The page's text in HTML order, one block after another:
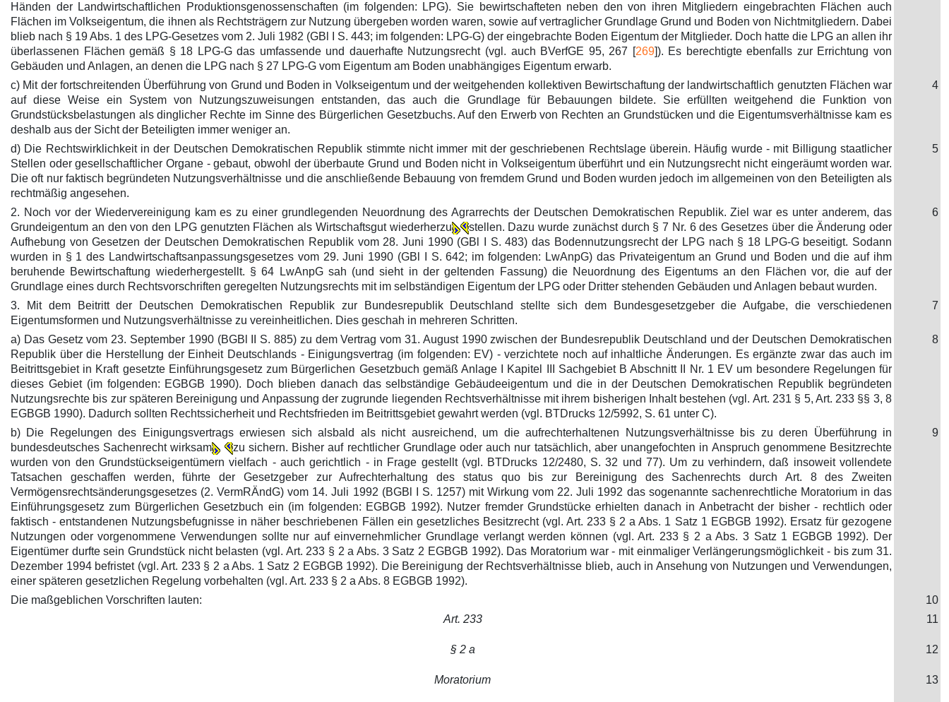
Händen der Landwirtschaftlichen Produktionsgenossenschaften (im folgenden: LPG). Sie bewirtschafteten neben den von ihren Mitgliedern eingebrachten Flächen auch
Flächen im Volkseigentum, die ihnen als Rechtsträgern zur Nutzung übergeben worden waren, sowie auf vertraglicher Grundlage Grund und Boden von Nichtmitgliedern. Dabei
blieb nach § 19 Abs. 1 des LPG-Gesetzes vom 2. Juli 1982 (GBl I S. 443; im folgenden: LPG-G) der eingebrachte Boden Eigentum der Mitglieder. Doch hatte die LPG an allen ihr
überlassenen Flächen gemäß § 18 LPG-G das umfassende und dauerhafte Nutzungsrecht (vgl. auch BVerfGE 95, 267 [269]). Es berechtigte ebenfalls zur Errichtung von
Gebäuden und Anlagen, an denen die LPG nach § 27 LPG-G vom Eigentum am Boden unabhängiges Eigentum erwarb.
c) Mit der fortschreitenden Überführung von Grund und Boden in Volkseigentum und der weitgehenden kollektiven Bewirtschaftung der landwirtschaftlich genutzten Flächen war
auf diese Weise ein System von Nutzungszuweisungen entstanden, das auch die Grundlage für Bebauungen bildete. Sie erfüllten weitgehend die Funktion von
Grundstücksbelastungen als dinglicher Rechte im Sinne des Bürgerlichen Gesetzbuchs. Auf den Erwerb von Rechten an Grundstücken und die Eigentumsverhältnisse kam es
deshalb aus der Sicht der Beteiligten immer weniger an.
4
d) Die Rechtswirklichkeit in der Deutschen Demokratischen Republik stimmte nicht immer mit der geschriebenen Rechtslage überein. Häufig wurde - mit Billigung staatlicher
Stellen oder gesellschaftlicher Organe - gebaut, obwohl der überbaute Grund und Boden nicht in Volkseigentum überführt und ein Nutzungsrecht nicht eingeräumt worden war.
Die oft nur faktisch begründeten Nutzungsverhältnisse und die anschließende Bebauung von fremdem Grund und Boden wurden jedoch im allgemeinen von den Beteiligten als
rechtmäßig angesehen.
5
2. Noch vor der Wiedervereinigung kam es zu einer grundlegenden Neuordnung des Agrarrechts der Deutschen Demokratischen Republik. Ziel war es unter anderem, das
Grundeigentum an den von den LPG genutzten Flächen als Wirtschaftsgut wiederherzu
stellen. Dazu wurde zunächst durch § 7 Nr. 6 des Gesetzes über die Änderung oder
Aufhebung von Gesetzen der Deutschen Demokratischen Republik vom 28. Juni 1990 (GBl I S. 483) das Bodennutzungsrecht der LPG nach § 18 LPG-G beseitigt. Sodann
wurden in § 1 des Landwirtschaftsanpassungsgesetzes vom 29. Juni 1990 (GBl I S. 642; im folgenden: LwAnpG) das Privateigentum an Grund und Boden und die auf ihm
beruhende Bewirtschaftung wiederhergestellt. § 64 LwAnpG sah (und sieht in der geltenden Fassung) die Neuordnung des Eigentums an den Flächen vor, die auf der
Grundlage eines durch Rechtsvorschriften geregelten Nutzungsrechts mit im selbständigen Eigentum der LPG oder Dritter stehenden Gebäuden und Anlagen bebaut wurden.
6
3. Mit dem Beitritt der Deutschen Demokratischen Republik zur Bundesrepublik Deutschland stellte sich dem Bundesgesetzgeber die Aufgabe, die verschiedenen
Eigentumsformen und Nutzungsverhältnisse zu vereinheitlichen. Dies geschah in mehreren Schritten.
7
a) Das Gesetz vom 23. September 1990 (BGBl II S. 885) zu dem Vertrag vom 31. August 1990 zwischen der Bundesrepublik Deutschland und der Deutschen Demokratischen
Republik über die Herstellung der Einheit Deutschlands - Einigungsvertrag (im folgenden: EV) - verzichtete noch auf inhaltliche Änderungen. Es ergänzte zwar das auch im
Beitrittsgebiet in Kraft gesetzte Einführungsgesetz zum Bürgerlichen Gesetzbuch gemäß Anlage I Kapitel III Sachgebiet B Abschnitt II Nr. 1 EV um besondere Regelungen für
dieses Gebiet (im folgenden: EGBGB 1990). Doch blieben danach das selbständige Gebäudeeigentum und die in der Deutschen Demokratischen Republik begründeten
Nutzungsrechte bis zur späteren Bereinigung und Anpassung der zugrunde liegenden Rechtsverhältnisse mit ihrem bisherigen Inhalt bestehen (vgl. Art. 231 § 5, Art. 233 §§ 3, 8
EGBGB 1990). Dadurch sollten Rechtssicherheit und Rechtsfrieden im Beitrittsgebiet gewahrt werden (vgl. BTDrucks 12/5992, S. 61 unter C).
8
b) Die Regelungen des Einigungsvertrags erwiesen sich alsbald als nicht ausreichend, um die aufrechterhaltenen Nutzungsverhältnisse bis zu deren Überführung in
bundesdeutsches Sachenrecht wirksam
zu sichern. Bisher auf rechtlicher Grundlage oder auch nur tatsächlich, aber unangefochten in Anspruch genommene Besitzrechte
wurden von den Grundstückseigentümern vielfach - auch gerichtlich - in Frage gestellt (vgl. BTDrucks 12/2480, S. 32 und 77). Um zu verhindern, daß insoweit vollendete
Tatsachen geschaffen werden, führte der Gesetzgeber zur Aufrechterhaltung des status quo bis zur Bereinigung des Sachenrechts durch Art. 8 des Zweiten
Vermögensrechtsänderungsgesetzes (2. VermRÄndG) vom 14. Juli 1992 (BGBl I S. 1257) mit Wirkung vom 22. Juli 1992 das sogenannte sachenrechtliche Moratorium in das
Einführungsgesetz zum Bürgerlichen Gesetzbuch ein (im folgenden: EGBGB 1992). Nutzer fremder Grundstücke erhielten danach in Anbetracht der bisher - rechtlich oder
faktisch - entstandenen Nutzungsbefugnisse in näher beschriebenen Fällen ein gesetzliches Besitzrecht (vgl. Art. 233 § 2 a Abs. 1 Satz 1 EGBGB 1992). Ersatz für gezogene
Nutzungen oder vorgenommene Verwendungen sollte nur auf einvernehmlicher Grundlage verlangt werden können (vgl. Art. 233 § 2 a Abs. 3 Satz 1 EGBGB 1992). Der
Eigentümer durfte sein Grundstück nicht belasten (vgl. Art. 233 § 2 a Abs. 3 Satz 2 EGBGB 1992). Das Moratorium war - mit einmaliger Verlängerungsmöglichkeit - bis zum 31.
Dezember 1994 befristet (vgl. Art. 233 § 2 a Abs. 1 Satz 2 EGBGB 1992). Die Bereinigung der Rechtsverhältnisse blieb, auch in Ansehung von Nutzungen und Verwendungen,
einer späteren gesetzlichen Regelung vorbehalten (vgl. Art. 233 § 2 a Abs. 8 EGBGB 1992).
9
Die maßgeblichen Vorschriften lauten:
10
Art. 233
11
§ 2 a 12
Moratorium 13